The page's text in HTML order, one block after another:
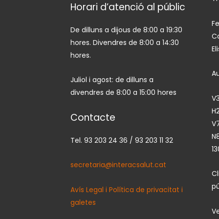
Horari d’atenció al públic
De dilluns a dijous de 8:00 a 19:30
hores. Divendres de 8:00 a 14:30
hores.
Juliol i agost: de dilluns a
divendres de 8:00 a 15:00 hores
Contacte
Tel. 93 203 24 36 / 93 203 11 32
secretaria@interacsalut.cat
Avís Legal i Política de privacitat i
galetes